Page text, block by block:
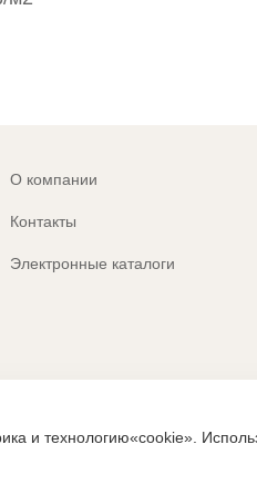
О компании
Контакты
Электронные каталоги
clever-style.ru, включая, но
и технологию«cookie».